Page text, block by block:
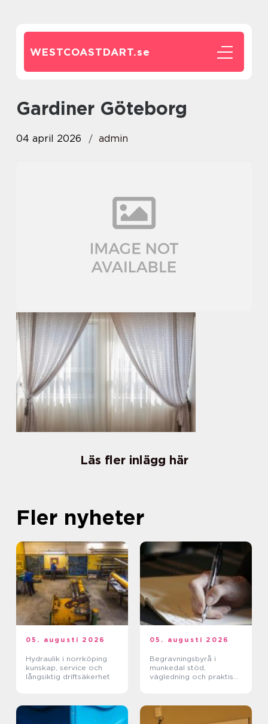
WESTCOASTDART.se
Gardiner Göteborg
04 april 2026 admin
Läs fler inlägg här
Fler nyheter
05. augusti 2026
Hydraulik i norrköping
kunskap, service och
långsiktig driftsäkerhet
05. augusti 2026
Begravningsbyrå i
munkedal stöd,
vägledning och praktisk